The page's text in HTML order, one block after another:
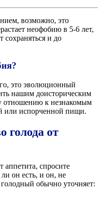
возможно, это
неофобию в 5-6 лет,
сохраняться и до
это эволюционный
нашим доисторическим
отношению к незнакомым
или испорченной пищи.
голода от
аппетита, спросите
он есть, и он, не
обычно уточняет: